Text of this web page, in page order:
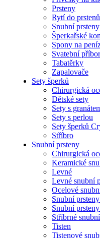
Prsteny
Rytí do
Snubní
Šperkařské
Spony na
Svatební
Tabatěrky
Zapalovače
Sety šperků
Chirurgická
Dětské sety
Sety s
Sety s perlou
Sety šperků
Stříbro
Snubní prsteny
Chirurgická
Keramické
Levné
Levné snubní
Ocelové
Snubní
Snubní
Stříbrné
Tisten
Tistenové